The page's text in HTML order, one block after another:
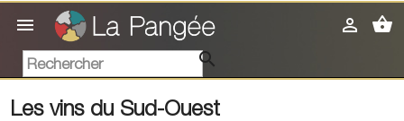
 shopping_basket


Les vins du Sud-Ouest